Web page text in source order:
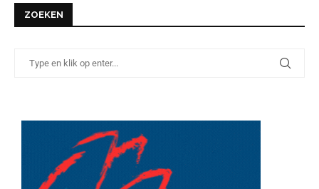
ZOEKEN